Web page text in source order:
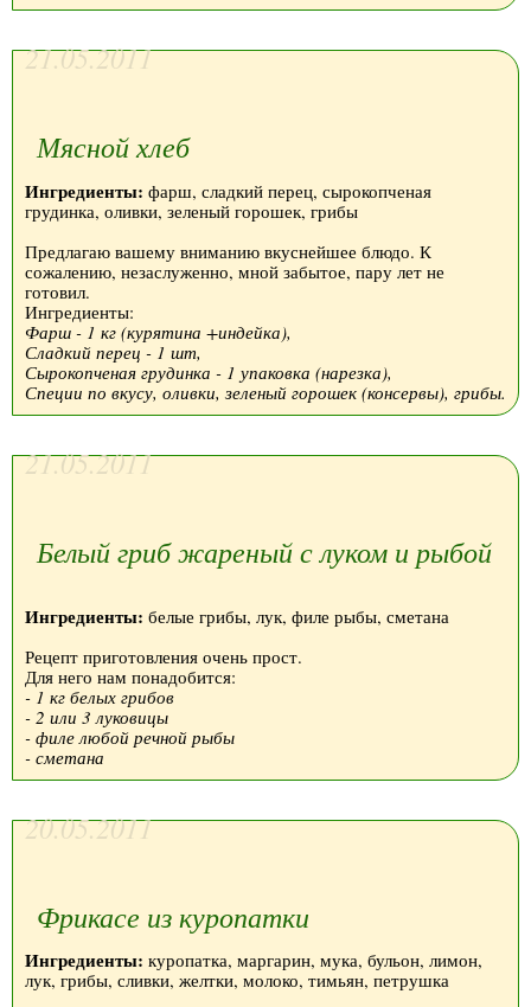
21.05.2011
Мясной хлеб
Ингредиенты: фарш, сладкий перец, сырокопченая
грудинка, оливки, зеленый горошек, грибы
Предлагаю вашему вниманию вкуснейшее блюдо. К
сожалению, незаслуженно, мной забытое, пару лет не
готовил.
Ингредиенты:
Фарш - 1 кг (курятина +индейка),
Сладкий перец - 1 шт,
Сырокопченая грудинка - 1 упаковка (нарезка),
Специи по вкусу, оливки, зеленый горошек (консервы), грибы.
21.05.2011
Белый гриб жареный с луком и рыбой
Ингредиенты: белые грибы, лук, филе рыбы, сметана
Рецепт приготовления очень прост.
Для него нам понадобится:
- 1 кг белых грибов
- 2 или 3 луковицы
- филе любой речной рыбы
- сметана
20.05.2011
Фрикасе из куропатки
Ингредиенты: куропатка, маргарин, мука, бульон, лимон,
лук, грибы, сливки, желтки, молоко, тимьян, петрушка